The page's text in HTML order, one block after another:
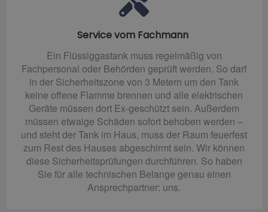
Service vom Fachmann
Ein Flüssiggastank muss regelmäßig von
Fachpersonal oder Behörden geprüft werden. So darf
in der Sicherheitszone von 3 Metern um den Tank
keine offene Flamme brennen und alle elektrischen
Geräte müssen dort Ex-geschützt sein. Außerdem
müssen etwaige Schäden sofort behoben werden –
und steht der Tank im Haus, muss der Raum feuerfest
zum Rest des Hauses abgeschirmt sein. Wir können
diese Sicherheitsprüfungen durchführen. So haben
Sie für alle technischen Belange genau einen
Ansprechpartner: uns.